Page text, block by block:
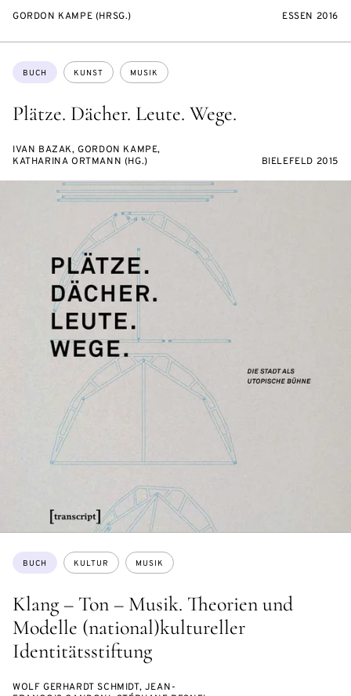
GORDON KAMPE (HRSG.) ESSEN 2016
Plätze. Dächer. Leute. Wege.
Themen:
BUCH KUNST MUSIK
IVAN BAZAK, GORDON KAMPE,
KATHARINA ORTMANN (HG.)
BIELEFELD 2015
Klang – Ton – Musik. Theorien und
Modelle (national)kultureller
Identitätsstiftung
Themen:
BUCH KULTUR MUSIK
WOLF GERHARDT SCHMIDT, JEAN-